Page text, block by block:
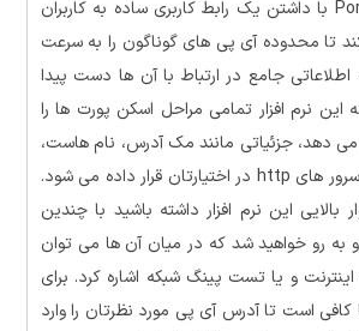
نرم افزار PortScan با داشتن یک رابط کاربری ساده به کاربران
تا محدوده آی پی های گوناگون را به سرعت
جامع در ارتباط با آن ها دست پیدا
این نرم افزار تمامی مراحل اسکن پورت ها را
می دهد، جزئیاتی مانند مک آدرس، نام هاست،
پورت های باز و سرور های http در اختیارتان قرار داده می شود.
بالایی این نرم افزار داشته باشید با چندین
به رو خواهید شد که در میان آن ها می توان
و یا تست پینگ شبکه اشاره کرد. برای
است تا آدرس آی پی مورد نظرتان را وارد